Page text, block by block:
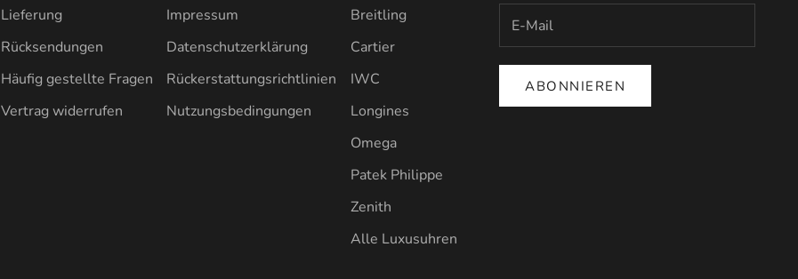
Lieferung
Rücksendungen
Häufig gestellte Fragen
Vertrag widerrufen
Impressum
Datenschutzerklärung
Rückerstattungsrichtlinien
Nutzungsbedingungen
Breitling
Cartier
IWC
Longines
Omega
Patek Philippe
Zenith
Alle Luxusuhren
ABONNIEREN